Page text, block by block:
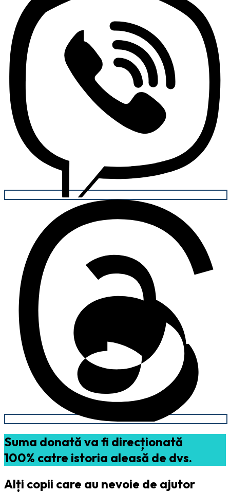
Suma donată va fi direcționată
100% catre istoria aleasă de dvs.
Alți copii care au nevoie de ajutor